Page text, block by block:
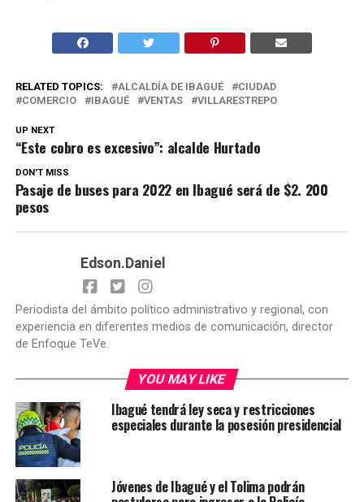
RELATED TOPICS: ALCALDÍA DE IBAGUÉ
CIUDAD
COMERCIO
IBAGUÉ VENTAS VILLARESTREPO
UP NEXT
“Este cobro es excesivo”: alcalde Hurtado
DON'T MISS
Pasaje de buses para 2022 en Ibagué será de $2. 200
pesos
Edson.Daniel
Periodista del ámbito político administrativo y regional, con
experiencia en diferentes medios de comunicación, director
de Enfoque TeVe.
YOU MAY LIKE
Ibagué tendrá ley seca y restricciones
especiales durante la posesión presidencial
Jóvenes de Ibagué y el Tolima podrán